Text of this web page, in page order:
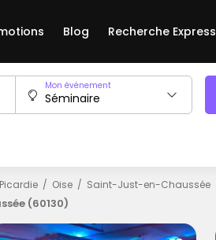
Blog Recherche Express
Mon événement
Picardie Oise Saint-Just-en-Chaussée
(60130)